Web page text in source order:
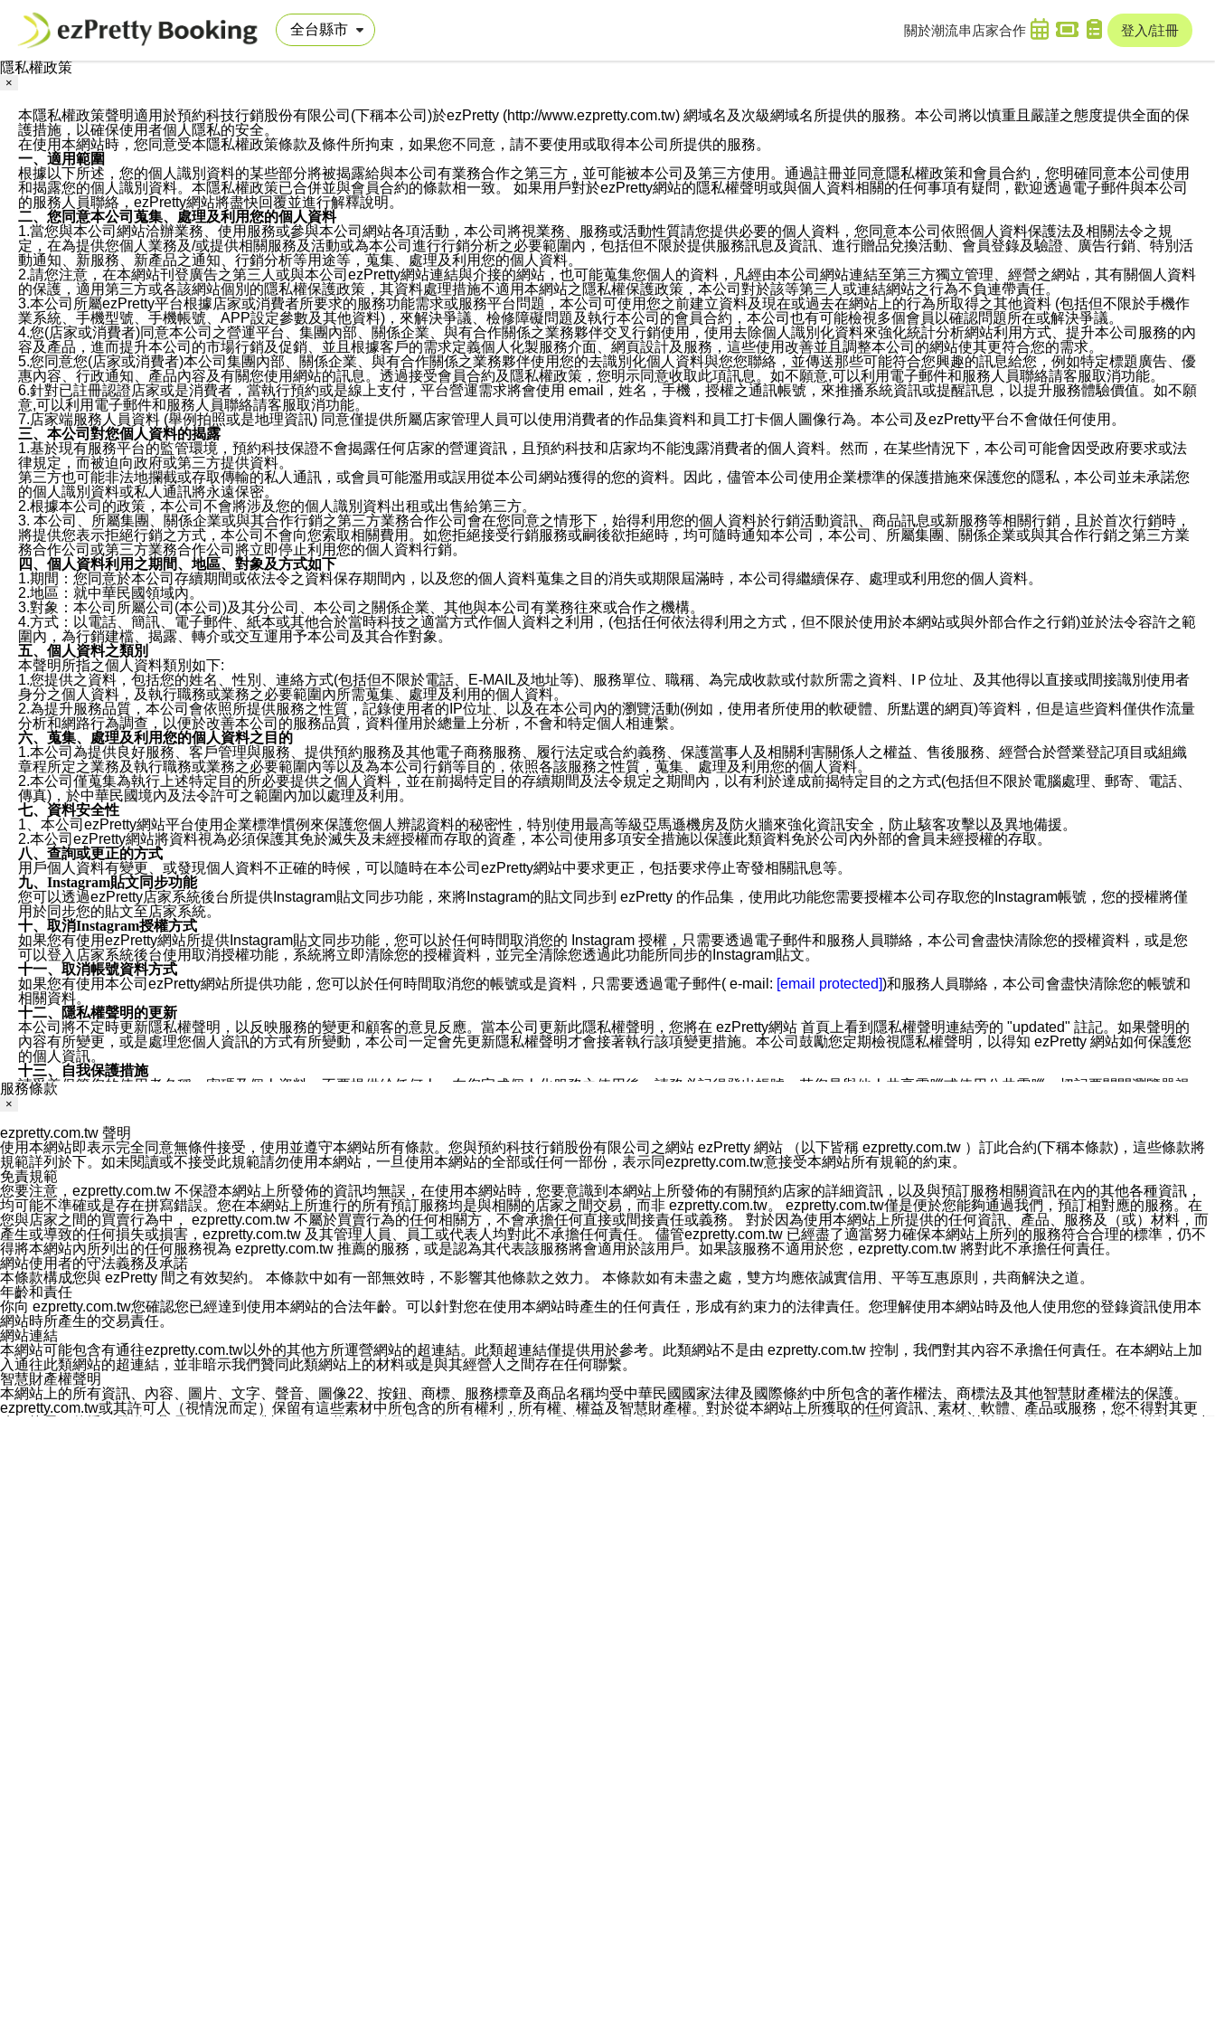
關於潮流串 店家合作 登入/註冊
隱私權政策
×
本隱私權政策聲明適用於預約科技行銷股份有限公司(下稱本公司)於ezPretty (http://www.ezpretty.com.tw) 網域名及次級網域名所提供的服務。本公司將以慎重且嚴謹之態度提供全面的保
護措施，以確保使用者個人隱私的安全。
在使用本網站時，您同意受本隱私權政策條款及條件所拘束，如果您不同意，請不要使用或取得本公司所提供的服務。
一、適用範圍
根據以下所述，您的個人識別資料的某些部分將被揭露給與本公司有業務合作之第三方，並可能被本公司及第三方使用。通過註冊並同意隱私權政策和會員合約，您明確同意本公司使用
和揭露您的個人識別資料。本隱私權政策已合併並與會員合約的條款相一致。 如果用戶對於ezPretty網站的隱私權聲明或與個人資料相關的任何事項有疑問，歡迎透過電子郵件與本公司
的服務人員聯絡，ezPretty網站將盡快回覆並進行解釋說明。
二、您同意本公司蒐集、處理及利用您的個人資料
1.當您與本公司網站洽辦業務、使用服務或參與本公司網站各項活動，本公司將視業務、服務或活動性質請您提供必要的個人資料，您同意本公司依照個人資料保護法及相關法令之規
定，在為提供您個人業務及/或提供相關服務及活動或為本公司進行行銷分析之必要範圍內，包括但不限於提供服務訊息及資訊、進行贈品兌換活動、會員登錄及驗證、廣告行銷、特別活
動通知、新服務、新產品之通知、行銷分析等用途等，蒐集、處理及利用您的個人資料。
2.請您注意，在本網站刊登廣告之第三人或與本公司ezPretty網站連結與介接的網站，也可能蒐集您個人的資料，凡經由本公司網站連結至第三方獨立管理、經營之網站，其有關個人資料
的保護，適用第三方或各該網站個別的隱私權保護政策，其資料處理措施不適用本網站之隱私權保護政策，本公司對於該等第三人或連結網站之行為不負連帶責任。
3.本公司所屬ezPretty平台根據店家或消費者所要求的服務功能需求或服務平台問題，本公司可使用您之前建立資料及現在或過去在網站上的行為所取得之其他資料 (包括但不限於手機作
業系統、手機型號、手機帳號、APP設定參數及其他資料)，來解決爭議、檢修障礙問題及執行本公司的會員合約，本公司也有可能檢視多個會員以確認問題所在或解決爭議。
4.您(店家或消費者)同意本公司之營運平台、集團內部、關係企業、與有合作關係之業務夥伴交叉行銷使用，使用去除個人識別化資料來強化統計分析網站利用方式、提升本公司服務的內
容及產品，進而提升本公司的市場行銷及促銷、並且根據客戶的需求定義個人化製服務介面、網頁設計及服務，這些使用改善並且調整本公司的網站使其更符合您的需求。
5.您同意您(店家或消費者)本公司集團內部、關係企業、與有合作關係之業務夥伴使用您的去識別化個人資料與您您聯絡，並傳送那些可能符合您興趣的訊息給您，例如特定標題廣告、優
惠內容、行政通知、產品內容及有關您使用網站的訊息。透過接受會員合約及隱私權政策，您明示同意收取此項訊息。如不願意,可以利用電子郵件和服務人員聯絡請客服取消功能。
6.針對已註冊認證店家或是消費者，當執行預約或是線上支付，平台營運需求將會使用 email，姓名，手機，授權之通訊帳號，來推播系統資訊或提醒訊息，以提升服務體驗價值。如不願
意,可以利用電子郵件和服務人員聯絡請客服取消功能。
7.店家端服務人員資料 (舉例拍照或是地理資訊) 同意僅提供所屬店家管理人員可以使用消費者的作品集資料和員工打卡個人圖像行為。本公司及ezPretty平台不會做任何使用。
三、本公司對您個人資料的揭露
1.基於現有服務平台的監管環境，預約科技保證不會揭露任何店家的營運資訊，且預約科技和店家均不能洩露消費者的個人資料。然而，在某些情況下，本公司可能會因受政府要求或法
律規定，而被迫向政府或第三方提供資料。
第三方也可能非法地攔截或存取傳輸的私人通訊，或會員可能濫用或誤用從本公司網站獲得的您的資料。因此，儘管本公司使用企業標準的保護措施來保護您的隱私，本公司並未承諾您
的個人識別資料或私人通訊將永遠保密。
2.根據本公司的政策，本公司不會將涉及您的個人識別資料出租或出售給第三方。
3. 本公司、所屬集團、關係企業或與其合作行銷之第三方業務合作公司會在您同意之情形下，始得利用您的個人資料於行銷活動資訊、商品訊息或新服務等相關行銷，且於首次行銷時，
將提供您表示拒絕行銷之方式，本公司不會向您索取相關費用。如您拒絕接受行銷服務或嗣後欲拒絕時，均可隨時通知本公司，本公司、所屬集團、關係企業或與其合作行銷之第三方業
務合作公司或第三方業務合作公司將立即停止利用您的個人資料行銷。
四、個人資料利用之期間、地區、對象及方式如下
1.期間：您同意於本公司存續期間或依法令之資料保存期間內，以及您的個人資料蒐集之目的消失或期限屆滿時，本公司得繼續保存、處理或利用您的個人資料。
2.地區：就中華民國領域內。
3.對象：本公司所屬公司(本公司)及其分公司、本公司之關係企業、其他與本公司有業務往來或合作之機構。
4.方式：以電話、簡訊、電子郵件、紙本或其他合於當時科技之適當方式作個人資料之利用，(包括任何依法得利用之方式，但不限於使用於本網站或與外部合作之行銷)並於法令容許之範
圍內，為行銷建檔、揭露、轉介或交互運用予本公司及其合作對象。
五、個人資料之類別
本聲明所指之個人資料類別如下:
1.您提供之資料，包括您的姓名、性別、連絡方式(包括但不限於電話、E-MAIL及地址等)、服務單位、職稱、為完成收款或付款所需之資料、IＰ位址、及其他得以直接或間接識別使用者
身分之個人資料，及執行職務或業務之必要範圍內所需蒐集、處理及利用的個人資料。
2.為提升服務品質，本公司會依照所提供服務之性質，記錄使用者的IP位址、以及在本公司內的瀏覽活動(例如，使用者所使用的軟硬體、所點選的網頁)等資料，但是這些資料僅供作流量
分析和網路行為調查，以便於改善本公司的服務品質，資料僅用於總量上分析，不會和特定個人相連繫。
六、蒐集、處理及利用您的個人資料之目的
1.本公司為提供良好服務、客戶管理與服務、提供預約服務及其他電子商務服務、履行法定或合約義務、保護當事人及相關利害關係人之權益、售後服務、經營合於營業登記項目或組織
章程所定之業務及執行職務或業務之必要範圍內等以及為本公司行銷等目的，依照各該服務之性質，蒐集、處理及利用您的個人資料。
2.本公司僅蒐集為執行上述特定目的所必要提供之個人資料，並在前揭特定目的存續期間及法令規定之期間內，以有利於達成前揭特定目的之方式(包括但不限於電腦處理、郵寄、電話、
傳真)，於中華民國境內及法令許可之範圍內加以處理及利用。
七、資料安全性
1、本公司ezPretty網站平台使用企業標準慣例來保護您個人辨認資料的秘密性，特別使用最高等級亞馬遜機房及防火牆來強化資訊安全，防止駭客攻擊以及異地備援。
2.本公司ezPretty網站將資料視為必須保護其免於滅失及未經授權而存取的資產，本公司使用多項安全措施以保護此類資料免於公司內外部的會員未經授權的存取。
八、查詢或更正的方式
用戶個人資料有變更、或發現個人資料不正確的時候，可以隨時在本公司ezPretty網站中要求更正，包括要求停止寄發相關訊息等。
九、Instagram貼文同步功能
您可以透過ezPretty店家系統後台所提供Instagram貼文同步功能，來將Instagram的貼文同步到 ezPretty 的作品集，使用此功能您需要授權本公司存取您的Instagram帳號，您的授權將僅
用於同步您的貼文至店家系統。
十、取消Instagram授權方式
如果您有使用ezPretty網站所提供Instagram貼文同步功能，您可以於任何時間取消您的 Instagram 授權，只需要透過電子郵件和服務人員聯絡，本公司會盡快清除您的授權資料，或是您
可以登入店家系統後台使用取消授權功能，系統將立即清除您的授權資料，並完全清除您透過此功能所同步的Instagram貼文。
十一、取消帳號資料方式
如果您有使用本公司ezPretty網站所提供功能，您可以於任何時間取消您的帳號或是資料，只需要透過電子郵件( e-mail: [email protected])和服務人員聯絡，本公司會盡快清除您的帳號和
相關資料。
十二、隱私權聲明的更新
本公司將不定時更新隱私權聲明，以反映服務的變更和顧客的意見反應。當本公司更新此隱私權聲明，您將在 ezPretty網站 首頁上看到隱私權聲明連結旁的 "updated" 註記。如果聲明的
內容有所變更，或是處理您個人資訊的方式有所變動，本公司一定會先更新隱私權聲明才會接著執行該項變更措施。本公司鼓勵您定期檢視隱私權聲明，以得知 ezPretty 網站如何保護您
的個人資訊。
十三、自我保護措施
請妥善保管您的使用者名稱、密碼及個人資料，不要提供給任何人。在您完成個人化服務之使用後，請務必記得登出帳號。若您是與他人共享電腦或使用公共電腦，切記要關閉瀏覽器視
窗，以防止他人讀取您的個人資料、信件或進入所機關管理區。
您同意本公司網站，透過您所提供的郵件地址與您取得聯絡並傳送或宣傳本網站各項服務之資料或電子郵件供您參考。您能依照該資料或電子郵件所指示之方法、說明或功能連結，隨時
停止接收這些資料或電子郵件。
十五、訊息通知
本公司/本服務將以通知型訊息傳送重要訊息給您。即使未加入本公司/本服務好友，您仍可接收到通知型訊息。
本公司/本服務傳送之通知型訊息以對您有效且重要的訊息為限，以廣告或其他目的的訊息皆不會被傳送。滿足以下三個條件者，將可收到通知型訊息。
1.LINE 帳號設定的電話號碼與本公司/本服務所傳來的電話號碼比對相符。
2.該 LINE 帳號已在 LINE APP 設定中，同意接收通知型訊息。
3.LINE 帳號未封鎖傳送訊息之 LINE 官方帳號。
欲變更通知型訊息的設定，操作如下：
1.點選「主頁」＞「設定」
2.點選「隱私設定」
3.點選「提供使用資料」
4.點選「LINE通知型訊息」
5.開關「接收LINE通知型訊息」
❗️關閉「接收通知型訊息」後，將不會接收到來自任何企業官方帳號或認證官方帳號的通知型訊息。
服務條款
×
ezpretty.com.tw 聲明
使用本網站即表示完全同意無條件接受，使用並遵守本網站所有條款。您與預約科技行銷股份有限公司之網站 ezPretty 網站 （以下皆稱 ezpretty.com.tw ）訂此合約(下稱本條款)，這些條款將
規範詳列於下。如未閱讀或不接受此規範請勿使用本網站，一旦使用本網站的全部或任何一部份，表示同ezpretty.com.tw意接受本網站所有規範的約束。
免責規範
您要注意，ezpretty.com.tw 不保證本網站上所發佈的資訊均無誤，在使用本網站時，您要意識到本網站上所發佈的有關預約店家的詳細資訊，以及與預訂服務相關資訊在內的其他各種資訊，
均可能不準確或是存在拼寫錯誤。您在本網站上所進行的所有預訂服務均是與相關的店家之間交易，而非 ezpretty.com.tw。 ezpretty.com.tw僅是便於您能夠通過我們，預訂相對應的服務。在
您與店家之間的買賣行為中， ezpretty.com.tw 不屬於買賣行為的任何相關方，不會承擔任何直接或間接責任或義務。 對於因為使用本網站上所提供的任何資訊、產品、服務及（或）材料，而
產生或導致的任何損失或損害，ezpretty.com.tw 及其管理人員、員工或代表人均對此不承擔任何責任。 儘管ezpretty.com.tw 已經盡了適當努力確保本網站上所列的服務符合合理的標準，仍不
得將本網站內所列出的任何服務視為 ezpretty.com.tw 推薦的服務，或是認為其代表該服務將會適用於該用戶。如果該服務不適用於您，ezpretty.com.tw 將對此不承擔任何責任。
網站使用者的守法義務及承諾
本條款構成您與 ezPretty 間之有效契約。 本條款中如有一部無效時，不影響其他條款之效力。 本條款如有未盡之處，雙方均應依誠實信用、平等互惠原則，共商解決之道。
年齡和責任
你向 ezpretty.com.tw您確認您已經達到使用本網站的合法年齡。可以針對您在使用本網站時產生的任何責任，形成有約束力的法律責任。您理解使用本網站時及他人使用您的登錄資訊使用本
網站時所產生的交易責任。
網站連結
本網站可能包含有通往ezpretty.com.tw以外的其他方所運營網站的超連結。此類超連結僅提供用於參考。此類網站不是由 ezpretty.com.tw 控制，我們對其內容不承擔任何責任。在本網站上加
入通往此類網站的超連結，並非暗示我們贊同此類網站上的材料或是與其經營人之間存在任何聯繫。
智慧財產權聲明
本網站上的所有資訊、內容、圖片、文字、聲音、圖像22、按鈕、商標、服務標章及商品名稱均受中華民國國家法律及國際條約中所包含的著作權法、商標法及其他智慧財產權法的保護。
ezpretty.com.tw或其許可人（視情況而定）保留有這些素材中所包含的所有權利，所有權、權益及智慧財產權。對於從本網站上所獲取的任何資訊、素材、軟體、產品或服務，您不得對其更